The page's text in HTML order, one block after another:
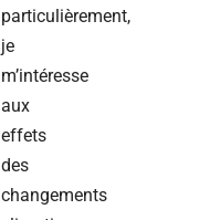
particulièrement,
je
m’intéresse
aux
effets
des
changements